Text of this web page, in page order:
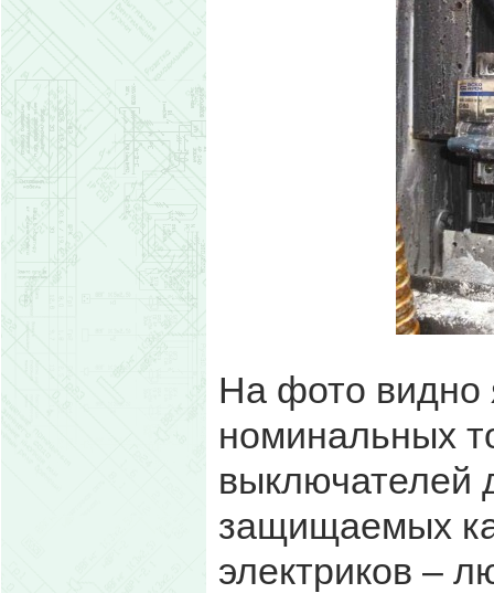
На фото видно
номинальных
выключателей
защищаемых
электриков –